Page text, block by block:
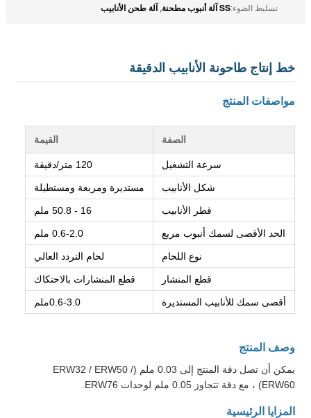
تسليط الضوء:SS آلة أنبوب مطحنة , آلة طحن الأنابيب
خط إنتاج طاحونة الأنابيب الدقيقة
مواصفات المنتج
الصفة القيمة
سرعة التشغيل 120 متر/دقيقة
شكل الأنابيب مستديرة ومربعة ومستطيلة
قطر الأنابيب 16 - 50.8 ملم
الحد الأقصى لسمك أنبوب مربع 0.6-2.0 ملم
نوع اللحام لحام التردد العالي
قطع المنشار قطع المنشارات بالاحتكاك
أقصى سمك للأنابيب المستديرة 0.6-3.0ملم
وصف المنتج
يمكن أن تصل دقة المنتج إلى 0.03 ملم (ERW32 / ERW50 /
ERW60) ، مع دقة تتجاوز 0.05 ملم لوحدات ERW76.
المزايا الرئيسية